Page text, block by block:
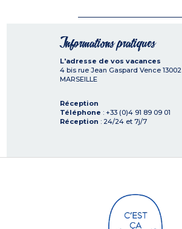
Informations pratiques
L'adresse de vos vacances
4 bis rue Jean Gaspard Vence 13002
MARSEILLE
Réception
Téléphone : +33 (0)4 91 89 09 01
Réception : 24/24 et 7j/7